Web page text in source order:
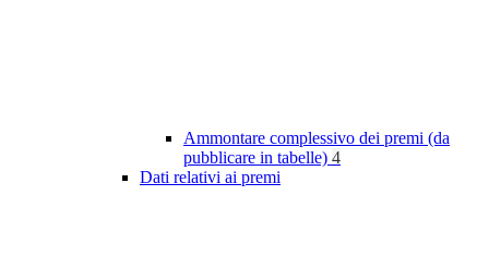
Ammontare complessivo dei premi (da
pubblicare in tabelle) 4
Dati relativi ai premi